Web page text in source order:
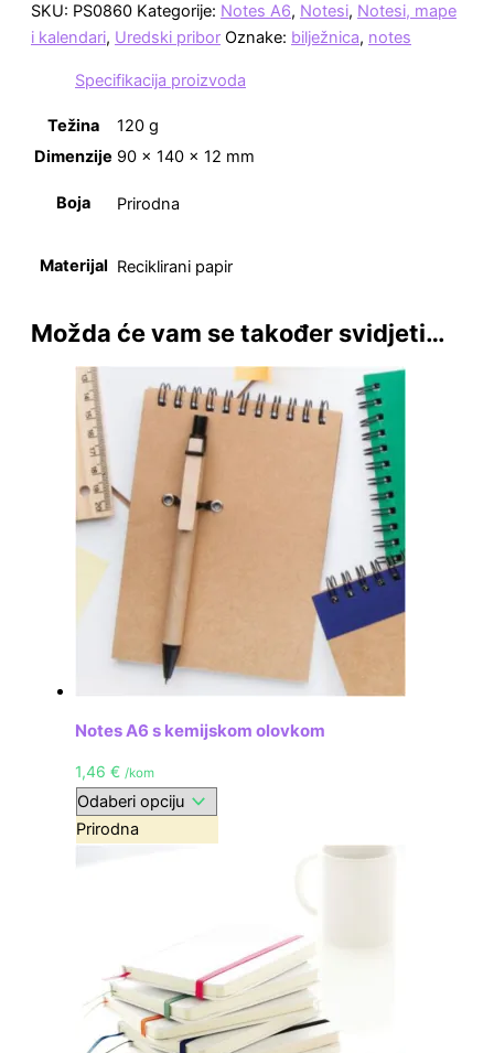
SKU: PS0860 Kategorije: Notes A6, Notesi, Notesi, mape
i kalendari, Uredski pribor Oznake: bilježnica, notes
Specifikacija proizvoda
Težina
120 g
Dimenzije 90 × 140 × 12 mm
Boja Prirodna
Materijal Reciklirani papir
Možda će vam se također svidjeti…
Notes A6 s kemijskom olovkom
1,46 € /kom
Prirodna